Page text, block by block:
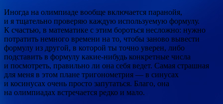
Иногда на олимпиаде вообще включается паранойя,
и я тщательно проверяю каждую используемую формулу.
К счастью, в математике с этим бороться несложно: нужно
потратить немного времени на то, чтобы заново вывести
формулу из другой, в которой ты точно уверен, либо
подставить в формулу какие-нибудь конкретные числа
и посмотреть, правильно ли она себя ведет. Самая страшная
для меня в этом плане тригонометрия — в синусах
и косинусах очень просто запутаться. Благо, она
на олимпиадах встречается редко и мало.